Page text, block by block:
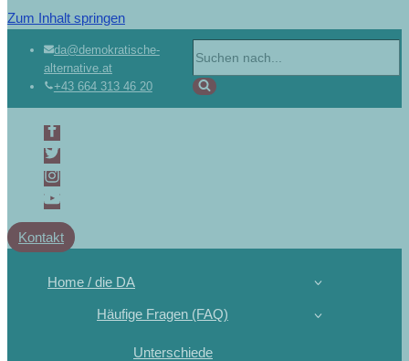
Zum Inhalt springen
da@demokratische-
alternative.at
+43 664 313 46 20
Kontakt
Home / die DA
Häufige Fragen (FAQ)
Unterschiede